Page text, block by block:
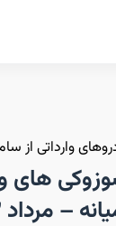
وارداتی از
های
– مرداد ۱۴۰۳